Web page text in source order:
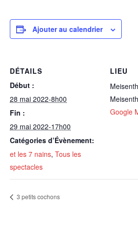
Ajouter au calendrier
DÉTAILS
Début :
28 mai 2022-8h00
Fin :
29 mai 2022-17h00
Catégories d’Évènement:
et les 7 nains, Tous les
spectacles
LIEU
Google
3 petits cochons